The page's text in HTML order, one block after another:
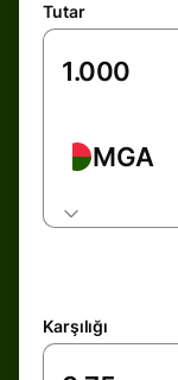
Tutar
MGA
Karşılığı